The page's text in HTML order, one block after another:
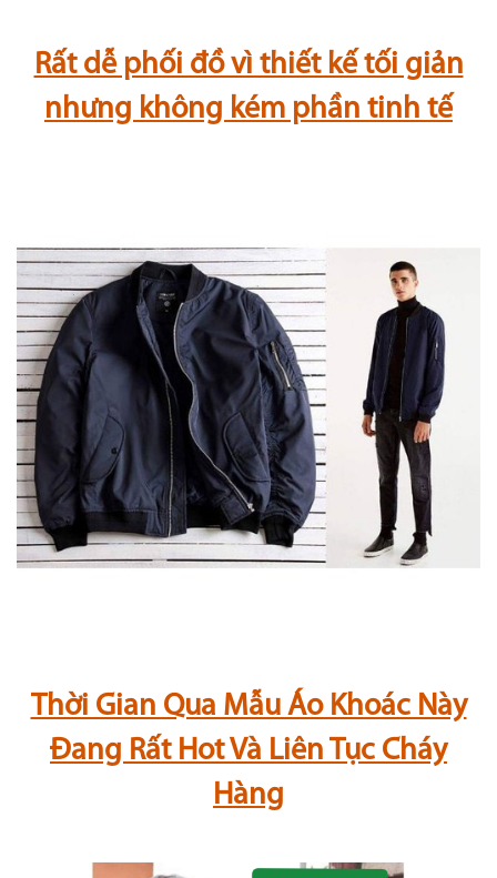
Rất dễ phối đồ vì thiết kế tối giản
nhưng không kém phần tinh tế
Thời Gian Qua Mẫu Áo Khoác Này
Đang Rất Hot Và Liên Tục Cháy
Hàng